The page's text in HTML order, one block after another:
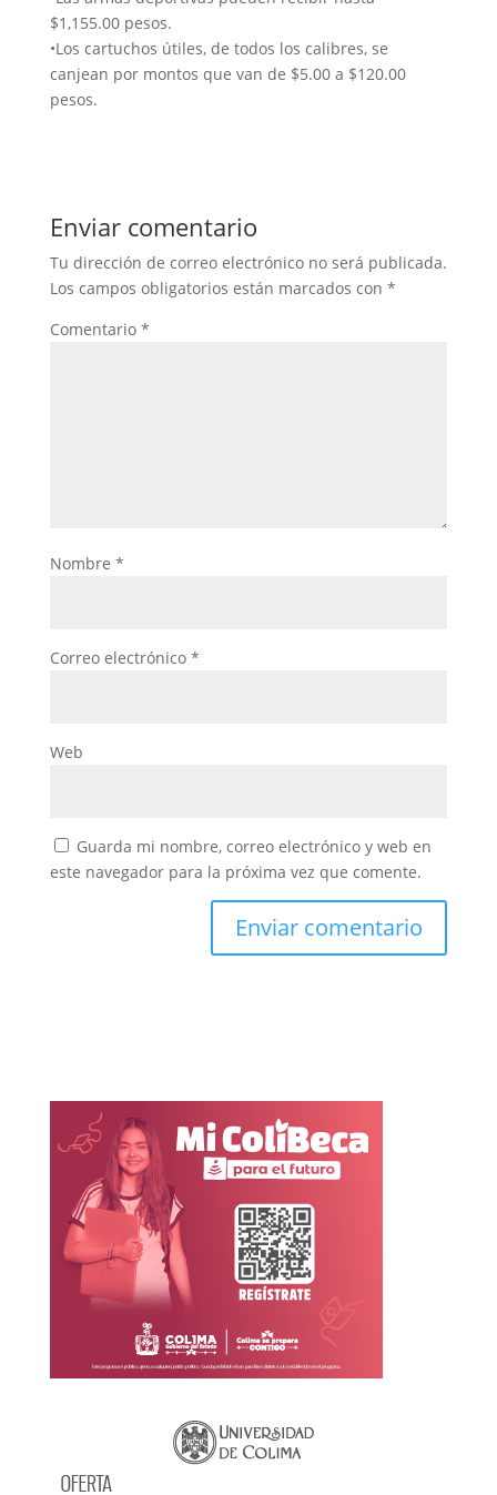
$1,155.00 pesos.
•Los cartuchos útiles, de todos los calibres, se
canjean por montos que van de $5.00 a $120.00
pesos.
Enviar comentario
Tu dirección de correo electrónico no será publicada.
Los campos obligatorios están marcados con *
Comentario *
Nombre *
Correo electrónico *
Web
Guarda mi nombre, correo electrónico y web en
este navegador para la próxima vez que comente.